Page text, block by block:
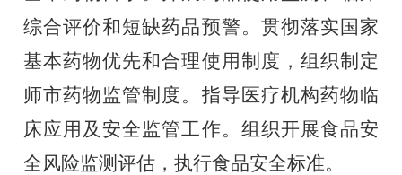
综合评价和短缺药品预警。贯彻落实国家
基本药物优先和合理使用制 度，组织制定
师市药物监管制度。指导医疗机构药物临
床应用及安全监管工作。组织开展食品安
全风险监测评估，执行食品安全标准。